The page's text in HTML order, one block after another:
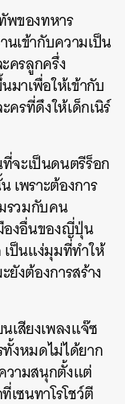
พของทหาร
เข้ากับความเป็น
ครลูกครึ่ง
าเพื่อให้เข้ากับ
ครที่ดึงให้เด็กเนิร์
จะเป็นดนตรีร็อก
พราะต้องการ
รวมกับคน
องอื่นของญี่ปุ่น
ป็นแง่มุมที่ทำให้
งต้องการสร้าง
เสียงเพลงแจ๊ซ
ทั้งหมดไม่ได้ยาก
ามสนุกตั้งแต่
ซนทาโรโชว์ตี